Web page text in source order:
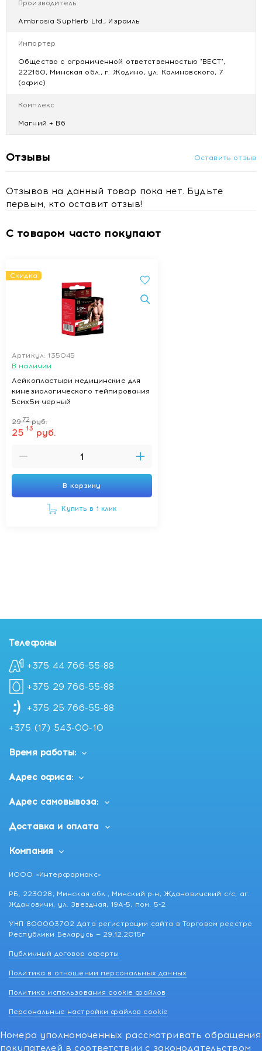
Противопоказания
Индивидуальная непереносимость компонентов.
Купить Магния цитрат плюс витамин В6 таблетки №30 c
Производитель
Ambrosia SupHerb Ltd., Израиль
Импортер
Общество с ограниченной ответственностью "ВЕСТ",
222160, Минская обл., г. Жодино, ул. Калиновского, 7
(офис)
Комплекс
Магний + В6
Отзывы Оставить отзыв
Отзывов на данный товар пока нет. Будьте
первым, кто оставит отзыв!
С товаром часто покупают
Скидка
Артикул: 135045
В наличии
Лейкопластыри медицинские для
кинезиологического тейпирования
5смх5м черный
29 72 руб.
25 13 руб.
В корзину
Купить в 1 клик
Телефоны
+375 44 766-55-88
+375 29 766-55-88
+375 25 766-55-88
+375 (17) 543-00-10
Время работы:
Адрес офиса:
Адрес самовывоза:
Доставка и оплата
Компания
ИООО «Интерфармакс»
РБ, 223028, Минская обл., Минский р-н, Ждановичский с/с, аг.
Ждановичи, ул. Звездная, 19А-5, пом. 5-2
УНП 800003702 Дата регистрации сайта в Торговом реестре
Республики Беларусь — 29.12.2015г
Публичный договор оферты
Политика в отношении персональных данных
Политика использования cookie файлов
Персональные настройки файлов cookie
Номера уполномоченных рассматривать обращения
покупателей в соответствии с законодательством